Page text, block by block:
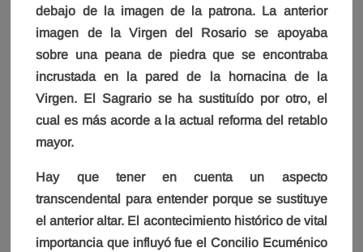
debajo de la imagen de la patrona. La anterior
imagen de la Virgen del Rosario se apoyaba
sobre una peana de piedra que se encontraba
incrustada en la pared de la hornacina de la
Virgen. El Sagrario se ha sustituído por otro, el
cual es más acorde a la actual reforma del retablo
mayor.
Hay que tener en cuenta un aspecto
transcendental para entender porque se sustituye
el anterior altar. El acontecimiento histórico de vital
importancia que influyó fue el Concilio Ecuménico